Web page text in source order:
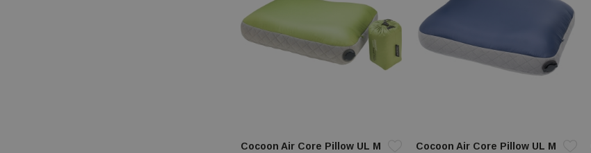
Cocoon Air Core Pillow UL M
Cocoon Air Core Pillow UL M